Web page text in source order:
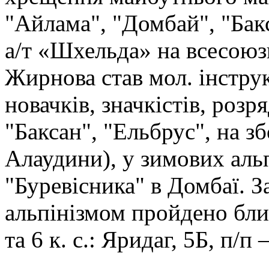
"Айлама", "Домбай",
а/т «Шхельда» на
Жирнова став мол.
новачків, значкістів,
"Баксан", "Ельбрус", на
Алаудини), у зимових
"Буревісника" в Домбаї.
альпінізмом пройдено
та 6 к. с.: Яридаг, 5Б, п/п